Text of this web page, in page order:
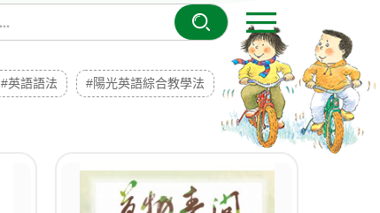
#英語語法 #陽光英語綜合教學法